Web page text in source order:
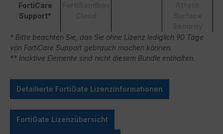
FortiCare
Support*
* Bitte beachten Sie, das Sie ohne Lizenz lediglich 90 Tage
von FortiCare Support gebrauch machen können.
** Inaktive Elemente sind nicht diesem Bundle enthalten.
Detailierte FortiGate Lizenzinformationen
FortiGate Lizenzübersicht